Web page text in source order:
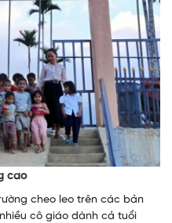
cao
cheo leo trên các bản
cô giáo dành cả tuổi